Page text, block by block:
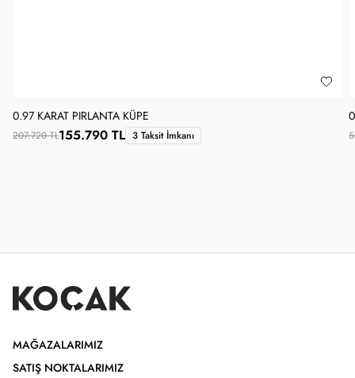
0.97 KARAT PIRLANTA KÜPE
207.720 TL155.790 TL 3 Taksit İmkanı
MAĞAZALARIMIZ
SATIŞ NOKTALARIMIZ